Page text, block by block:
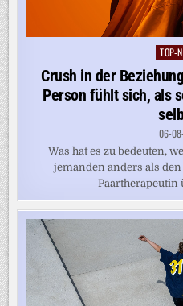
in
TOP-
Crush in der
Person fühlt sich, als
06-
Was hat es zu bedeuten,
jemanden anders als
Paartherapeutin